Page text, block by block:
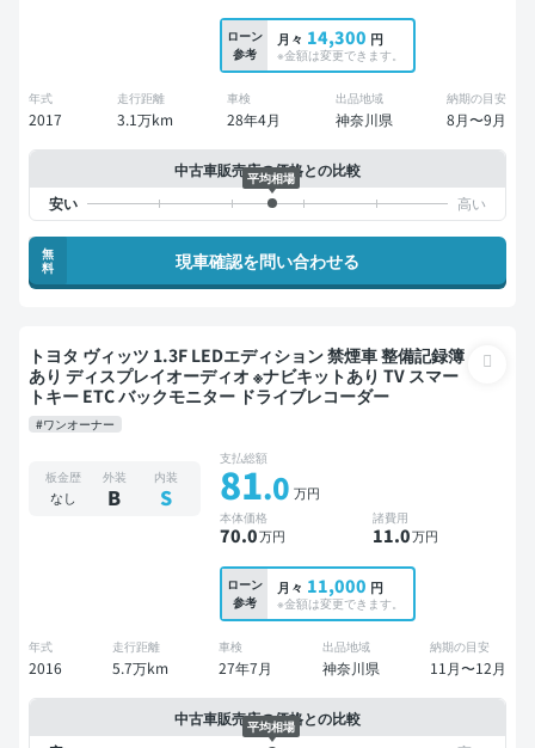
ローン
参考
月々 14,300 円
※金額は変更できます。
年式
2017
走行距離
3.1万km
車検
28年4月
出品地域
神奈川県
納期の目安
8月〜9月
中古車販売店の価格との比較
平均相場
無
料
現車確認を問い合わせる
トヨタ ヴィッツ 1.3F LEDエディション 禁煙車 整備記録簿
あり ディスプレイオーディオ ※ナビキットあり TV スマー
トキー ETC バックモニター ドライブレコーダー
#ワンオーナー
板金歴
なし
外装
B
内装
S
支払総額
81.0 万円
本体価格
70.0万円
諸費用
11.0万円
ローン
参考
月々 11,000 円
※金額は変更できます。
年式
2016
走行距離
5.7万km
車検
27年7月
出品地域
神奈川県
納期の目安
11月〜12月
中古車販売店の価格との比較
平均相場